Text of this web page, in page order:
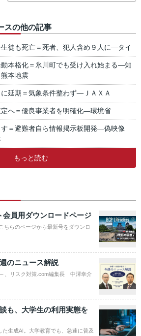
スの他の記事
徒も死亡＝死者、犯人含め９人に―タイ
本格化＝氷川町でも受け入れ始まる―知
本地震
延期＝気象条件整わず―ＪＡＸＡ
定へ＝優良事業者を明確化―環境省
＝避難者自ら情報掲示板開発―偽映像
もっと読む
会員用ダウンロードページ
ちらのページから最新号をダウンロ
のニュース解説
、リスク対策.com編集長 中澤幸介
も、大学生の利用実態を
生成AI。大学教育でも、急速に普及